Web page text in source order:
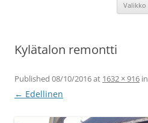
Valikko
Kylätalon remontti
Published 08/10/2016at 1632 × 916 in
← Edellinen